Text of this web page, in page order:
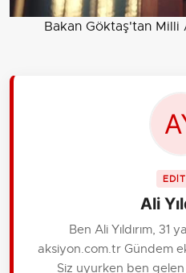
Bakan Göktaş'tan Milli
Ali
Ben Ali Yıldırım, 31
aksiyon.com.tr Gündem
Siz uyurken ben gelen